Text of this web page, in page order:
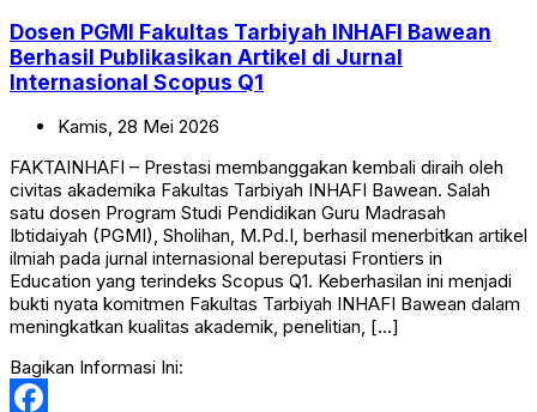
Dosen PGMI Fakultas Tarbiyah INHAFI Bawean
Berhasil Publikasikan Artikel di Jurnal
Internasional Scopus Q1
Kamis, 28 Mei 2026
FAKTAINHAFI – Prestasi membanggakan kembali diraih oleh
civitas akademika Fakultas Tarbiyah INHAFI Bawean. Salah
satu dosen Program Studi Pendidikan Guru Madrasah
Ibtidaiyah (PGMI), Sholihan, M.Pd.I, berhasil menerbitkan artikel
ilmiah pada jurnal internasional bereputasi Frontiers in
Education yang terindeks Scopus Q1. Keberhasilan ini menjadi
bukti nyata komitmen Fakultas Tarbiyah INHAFI Bawean dalam
meningkatkan kualitas akademik, penelitian, […]
Bagikan Informasi Ini: